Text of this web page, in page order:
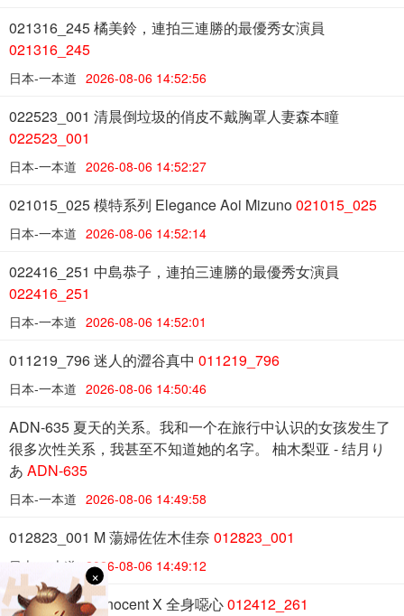
021316_245 橘美鈴，連拍三連勝的最優秀女演員
021316_245
日本-一本道 2026-08-06 14:52:56
022523_001 清晨倒垃圾的俏皮不戴胸罩人妻森本瞳
022523_001
日本-一本道 2026-08-06 14:52:27
021015_025 模特系列 Elegance Aoi Mizuno021015_025
日本-一本道 2026-08-06 14:52:14
022416_251 中島恭子，連拍三連勝的最優秀女演員
022416_251
日本-一本道 2026-08-06 14:52:01
011219_796 迷人的澀谷真中 011219_796
日本-一本道 2026-08-06 14:50:46
ADN-635 夏天的关系。我和一个在旅行中认识的女孩发生了
很多次性关系，我甚至不知道她的名字。 柚木梨亚 - 结月り
あ ADN-635
日本-一本道 2026-08-06 14:49:58
012823_001 M 蕩婦佐佐木佳奈 012823_001
日本-一本道 2026-08-06 14:49:12
012412_261 Innocent X 全身噁心012412_261
×